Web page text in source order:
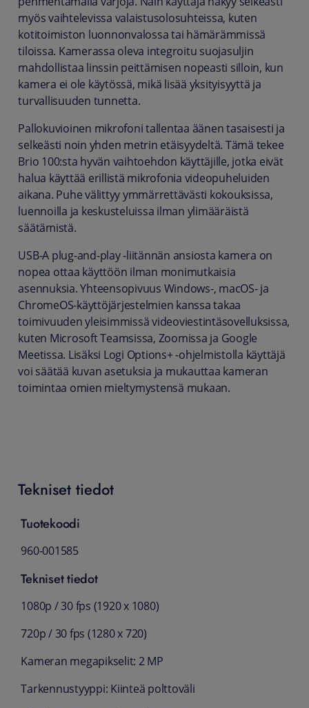
myös vaihtelevissa valaistusolosuhteissa, kuten
kotitoimiston luonnonvalossa tai hämärämmissä
tiloissa. Kamerassa oleva integroitu suojasuljin
mahdollistaa linssin peittämisen nopeasti silloin, kun
kamera ei ole käytössä, mikä lisää yksityisyyttä ja
turvallisuuden tunnetta.
Pallokuvioinen mikrofoni tallentaa äänen tasaisesti ja
selkeästi noin yhden metrin etäisyydeltä. Tämä tekee
Brio 100:sta hyvän vaihtoehdon käyttäjille, jotka eivät
halua käyttää erillistä mikrofonia videopuheluiden
aikana. Puhe välittyy ymmärrettävästi kokouksissa,
luennoilla ja keskusteluissa ilman ylimääräistä
säätämistä.
USB-A plug-and-play -liitännän ansiosta kamera on
nopea ottaa käyttöön ilman monimutkaisia
asennuksia. Yhteensopivuus Windows-, macOS- ja
ChromeOS-käyttöjärjestelmien kanssa takaa
toimivuuden yleisimmissä videoviestintäsovelluksissa,
kuten Microsoft Teamsissa, Zoomissa ja Google
Meetissa. Lisäksi Logi Options+ -ohjelmistolla käyttäjä
voi säätää kuvan asetuksia ja mukauttaa kameran
toimintaa omien mieltymystensä mukaan.
Tekniset tiedot
Tuotekoodi
960-001585
Tekniset tiedot
1080p / 30 fps (1920 x 1080)
720p / 30 fps (1280 x 720)
Kameran megapikselit: 2 MP
Tarkennustyyppi: Kiinteä polttoväli